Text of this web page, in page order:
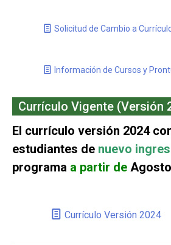
Solicitud de Cambio a
Información de Cursos y
Currículo Vigente (Versión
El currículo versión 2024
estudiantes de nuevo
programa a partir de
Currículo Versión 2024